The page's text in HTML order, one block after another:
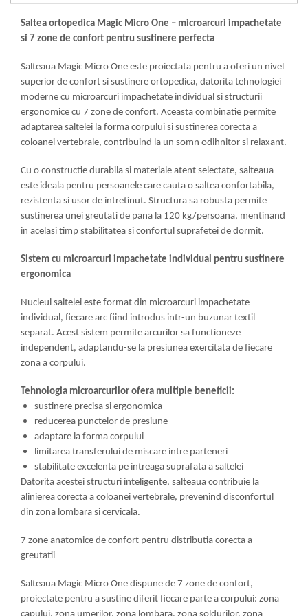
Mese gradinita
Scaune gradinita
Mobilier copii
Mobila camera copii
Scaune birou pentru copii
Saltele patuturi copii
Paturi copii
Masa si scaune gradinita
Seturi comode living si dormitor
Saltea ortopedica Magic Micro One – microarcuri impachetate
si 7 zone de confort pentru sustinere perfecta
Salteaua Magic Micro One este proiectata pentru a oferi un nivel
superior de confort si sustinere ortopedica, datorita tehnologiei
moderne cu microarcuri impachetate individual si structurii
ergonomice cu 7 zone de confort. Aceasta combinatie permite
adaptarea saltelei la forma corpului si sustinerea corecta a
coloanei vertebrale, contribuind la un somn odihnitor si relaxant.
Cu o constructie durabila si materiale atent selectate, salteaua
este ideala pentru persoanele care cauta o saltea confortabila,
rezistenta si usor de intretinut. Structura sa robusta permite
sustinerea unei greutati de pana la 120 kg/persoana, mentinand
in acelasi timp stabilitatea si confortul suprafetei de dormit.
Sistem cu microarcuri impachetate individual pentru sustinere
ergonomica
Nucleul saltelei este format din microarcuri impachetate
individual, fiecare arc fiind introdus intr-un buzunar textil
separat. Acest sistem permite arcurilor sa functioneze
independent, adaptandu-se la presiunea exercitata de fiecare
zona a corpului.
Tehnologia microarcurilor ofera multiple beneficii:
sustinere precisa si ergonomica
reducerea punctelor de presiune
adaptare la forma corpului
limitarea transferului de miscare intre parteneri
stabilitate excelenta pe intreaga suprafata a saltelei
Datorita acestei structuri inteligente, salteaua contribuie la
alinierea corecta a coloanei vertebrale, prevenind disconfortul
din zona lombara si cervicala.
7 zone anatomice de confort pentru distributia corecta a
greutatii
Salteaua Magic Micro One dispune de 7 zone de confort,
proiectate pentru a sustine diferit fiecare parte a corpului: zona